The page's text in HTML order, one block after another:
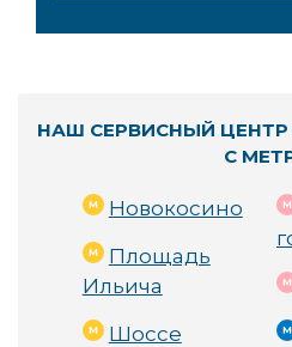
НАШ СЕРВИСНЫЙ
С
Новокосино
Площадь
Ильича
Шоссе